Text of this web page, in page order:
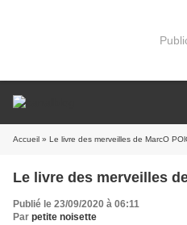
Accueil » Le livre des merveilles de MarcO
Le livre des merveilles
Publié le 23/09/2020 à 06:11
Par petite noisette